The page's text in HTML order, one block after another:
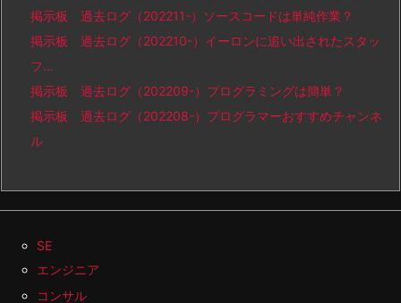
掲示板 過去ログ（202211-）ソースコードは単純作業？
掲示板 過去ログ（202210-）イーロンに追い出されたスタッ
フ…
掲示板 過去ログ（202209-）プログラミングは簡単？
掲示板 過去ログ（202208-）プログラマーおすすめチャンネ
ル
SE
エンジニア
コンサル